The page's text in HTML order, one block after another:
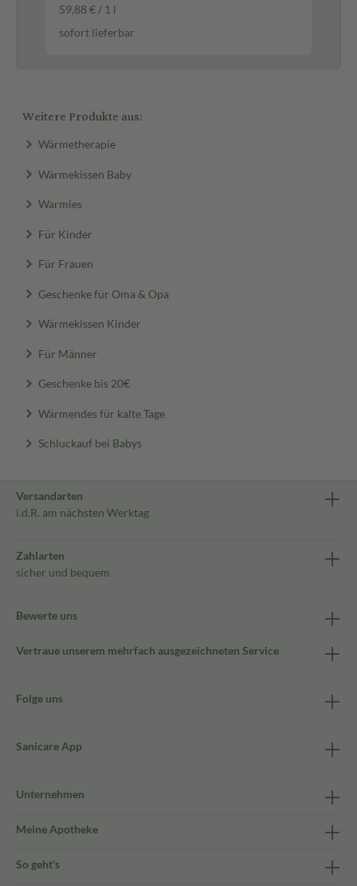
59,88 € / 1 l
sofort lieferbar
Weitere Produkte aus:
Wärmetherapie
Wärmekissen Baby
Warmies
Für Kinder
Für Frauen
Geschenke für Oma & Opa
Wärmekissen Kinder
Für Männer
Geschenke bis 20€
Wärmendes für kalte Tage
Schluckauf bei Babys
Versandarten
i.d.R. am nächsten Werktag
Zahlarten
sicher und bequem
Bewerte uns
Vertraue unserem mehrfach ausgezeichneten Service
Folge uns
Sanicare App
Unternehmen
Meine Apotheke
So geht's